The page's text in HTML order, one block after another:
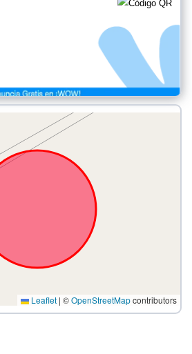
Leaflet | ©OpenStreetMapcontributors